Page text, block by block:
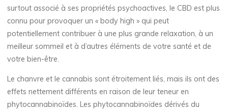
surtout associé à ses propriétés psychoactives, le CBD est plus
connu pour provoquer un « body high » qui peut
potentiellement contribuer à une plus grande relaxation, à un
meilleur sommeil et à d’autres éléments de votre santé et de
votre bien-être.
Le chanvre et le cannabis sont étroitement liés, mais ils ont des
effets nettement différents en raison de leur teneur en
phytocannabinoïdes. Les phytocannabinoïdes dérivés du